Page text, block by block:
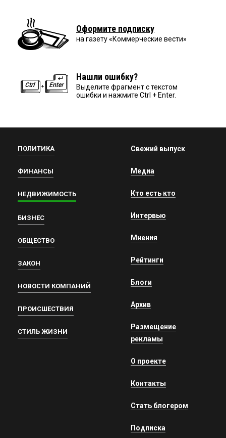
Оформите подписку
на газету «Коммерческие вести»
Нашли ошибку?
Выделите фрагмент с текстом
ошибки и нажмите Ctrl + Enter.
ПОЛИТИКА
ФИНАНСЫ
НЕДВИЖИМОСТЬ
БИЗНЕС
ОБЩЕСТВО
ЗАКОН
НОВОСТИ КОМПАНИЙ
ПРОИСШЕСТВИЯ
СТИЛЬ ЖИЗНИ
Свежий выпуск
Медиа
Кто есть кто
Интервью
Мнения
Рейтинги
Блоги
Архив
Размещение
рекламы
О проекте
Контакты
Стать блогером
Подписка